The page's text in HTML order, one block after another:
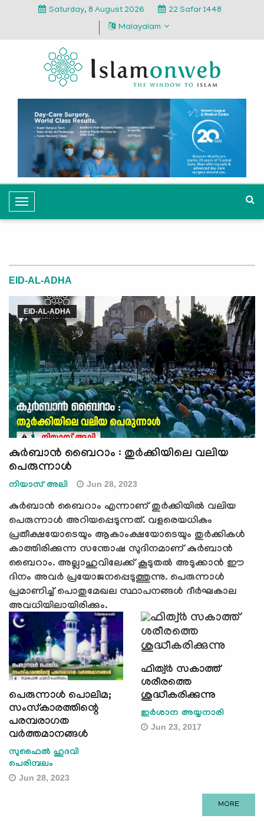
Saturday, 8 August 2026
22 Safar 1448
Malayalam
T
o
e
a
v
i
t
i
o
n
EID-AL-ADHA
EID-AL-ADHA
കുർബാൻ ബൈറാം : തുർക്കിയിലെ വലിയ
പെരുന്നാൾ
നിയാസ് അലി Jun 28, 2023
കുർബാൻ ബൈറാം എന്നാണ് തുർക്കിയിൽ വലിയ
പെരുന്നാൾ അറിയപ്പെടുന്നത്. വളരെയധികം
പ്രതീക്ഷയോടെയും ആകാംക്ഷയോടെയും തുർക്കികൾ
കാത്തിരിക്കുന്ന സന്തോഷ സുദിനമാണ് കുർബാൻ
ബൈറാം. അല്ലാഹുവിലേക്ക് കൂടുതല്‍ അടുക്കാന്‍ ഈ
ദിനം അവര്‍ പ്രയോജനപ്പെടുത്തുന്നു. പെരുന്നാൾ
പ്രമാണിച്ച് പൊതുമേഖല സ്ഥാപനങ്ങൾ ദീർഘകാല
അവധിയിലായിരിക്കും.
പെരുന്നാൾ പൊലിമ;
സംസ്കാരത്തിന്റെ
പരമ്പരാഗത
വർത്തമാനങ്ങൾ
സുഫൈൽ ഹുദവി
പെരിമ്പലം
Jun 28, 2023
ഫിത്വ്‌ര്‍ സകാത്ത്
ശരീരത്തെ
ശുദ്ധീകരിക്കുന്നു
ഇര്‍ശാന അയ്യനാരി
Jun 23, 2017
MORE